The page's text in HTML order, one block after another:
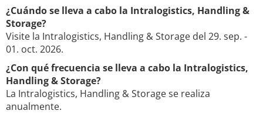
¿Cuándo se lleva a cabo la Intralogistics, Handling &
Storage?
Visite la Intralogistics, Handling & Storage del 29. sep. -
01. oct. 2026.
¿Con qué frecuencia se lleva a cabo la Intralogistics,
Handling & Storage?
La Intralogistics, Handling & Storage se realiza
anualmente.